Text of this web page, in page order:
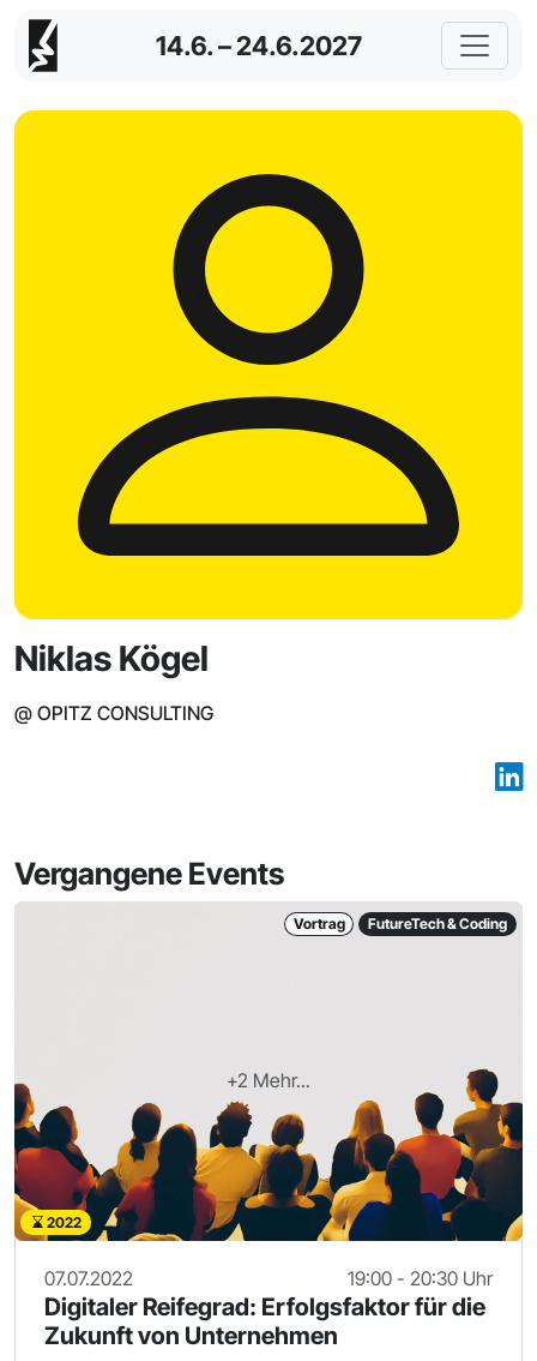
14.6. – 24.6.2027
Niklas Kögel
@ OPITZ CONSULTING
Vergangene Events
+2 Mehr...
Vortrag FutureTech & Coding
2022
07.07.2022 19:00 - 20:30 Uhr
Digitaler Reifegrad: Erfolgsfaktor für die
Zukunft von Unternehmen